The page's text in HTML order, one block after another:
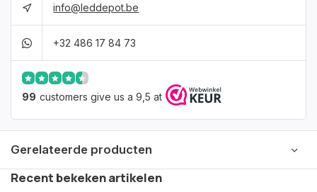
info@leddepot.be
+32 486 17 84 73
99 customers give us a 9,5 at
Gerelateerde producten
Recent bekeken artikelen